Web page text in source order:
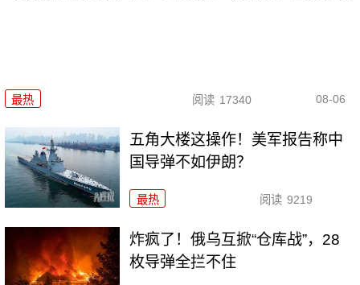
最热 阅读 17340 08-06
五角大楼这操作！美军报告称中
国导弹不如伊朗？
最热 阅读 9219
炸疯了！俄乌互掀“仓库战”，28
枚导弹全拦不住